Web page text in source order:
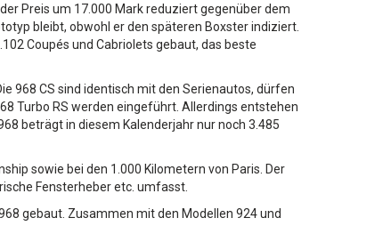
Preis um 17.000 Mark reduziert gegenüber dem
bleibt, obwohl er den späteren Boxster indiziert.
Coupés und Cabriolets gebaut, das beste
968 CS sind identisch mit den Serienautos, dürfen
Turbo RS werden eingeführt. Allerdings entstehen
beträgt in diesem Kalenderjahr nur noch 3.485
sowie bei den 1.000 Kilometern von Paris. Der
Fensterheber etc. umfasst.
gebaut. Zusammen mit den Modellen 924 und